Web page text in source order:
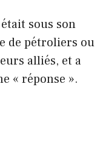
sous son
de pétroliers ou
alliés, et a
« réponse ».